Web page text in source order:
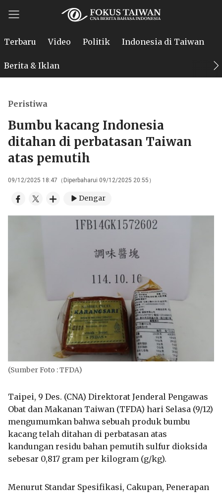
Terbaru Video Politik Indonesia di Taiwan
Berita & Iklan
Peristiwa
Bumbu kacang Indonesia
ditahan di perbatasan Taiwan
atas pemutih
09/12/2025 18:47（Diperbaharui 09/12/2025 20:55）
Dengar
(Sumber Foto : TFDA)
Taipei, 9 Des. (CNA) Direktorat Jenderal Pengawas
Obat dan Makanan Taiwan (TFDA) hari Selasa (9/12)
mengumumkan bahwa sebuah produk bumbu
kacang telah ditahan di perbatasan atas
kandungan residu bahan pemutih sulfur dioksida
sebesar 0,817 gram per kilogram (g/kg).
Menurut Standar Spesifikasi, Cakupan, Penerapan